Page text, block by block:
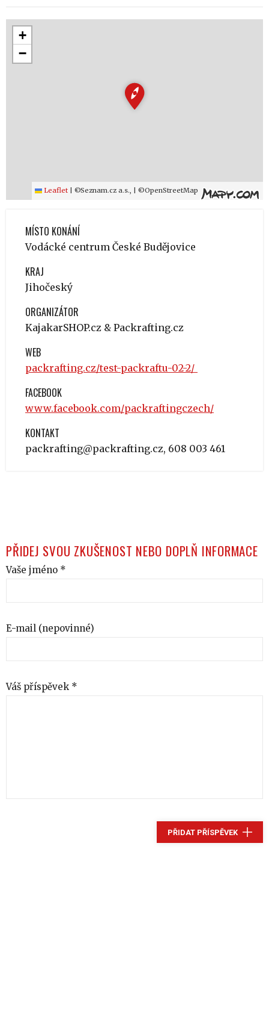
+
−
Leaflet ©Seznam.cz a.s., | ©OpenStreetMap
MÍSTO KONÁNÍ
Vodácké centrum České Budějovice
KRAJ
Jihočeský
ORGANIZÁTOR
KajakarSHOP.cz & Packrafting.cz
WEB
packrafting.cz/test-packraftu-02-2/
FACEBOOK
www.facebook.com/packraftingczech/
KONTAKT
packrafting@packrafting.cz, 608 003 461
PŘIDEJ SVOU ZKUŠENOST NEBO DOPLŇ INFORMACE
Vaše jméno *
E-mail (nepovinné)
Váš příspěvek *
PŘIDAT PŘÍSPĚVEK